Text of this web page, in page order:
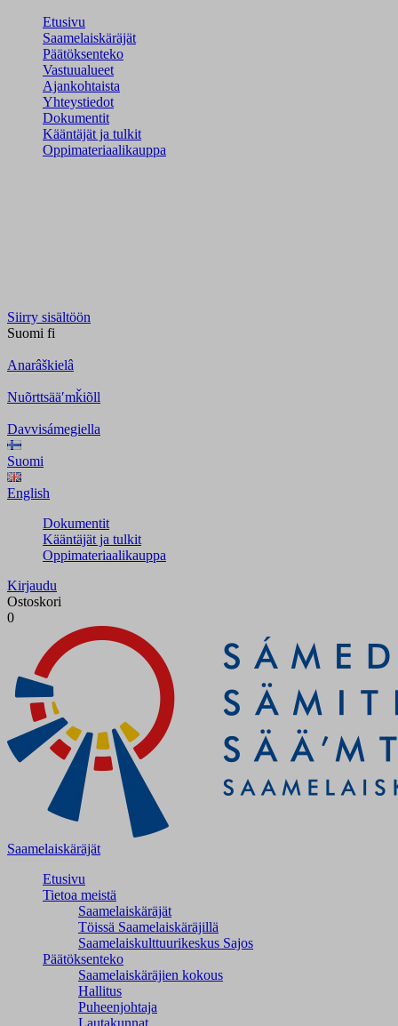
Etusivu
Saamelaiskäräjät
Päätöksenteko
Vastuualueet
Ajankohtaista
Yhteystiedot
Dokumentit
Kääntäjät ja tulkit
Oppimateriaalikauppa
Siirry sisältöön
Suomi fi
Anarâškielâ
Nuõrttsääʹmǩiõll
Davvisámegiella
Suomi
English
Dokumentit
Kääntäjät ja tulkit
Oppimateriaalikauppa
Kirjaudu
Ostoskori
0
Saamelaiskäräjät
Etusivu
Tietoa meistä
Saamelaiskäräjät
Töissä Saamelaiskäräjillä
Saamelaiskulttuuri­keskus Sajos
Päätöksenteko
Saamelaiskäräjien kokous
Hallitus
Puheenjohtaja
Lautakunnat